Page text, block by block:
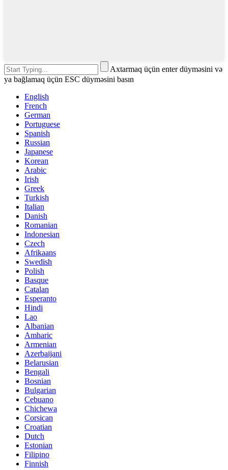
Axtarmaq üçün enter düyməsini və
ya bağlamaq üçün ESC düyməsini basın
English
French
German
Portuguese
Spanish
Russian
Japanese
Korean
Arabic
Irish
Greek
Turkish
Italian
Danish
Romanian
Indonesian
Czech
Afrikaans
Swedish
Polish
Basque
Catalan
Esperanto
Hindi
Lao
Albanian
Amharic
Armenian
Azerbaijani
Belarusian
Bengali
Bosnian
Bulgarian
Cebuano
Chichewa
Corsican
Croatian
Dutch
Estonian
Filipino
Finnish